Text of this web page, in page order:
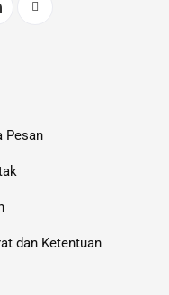
Pesan
dan Ketentuan